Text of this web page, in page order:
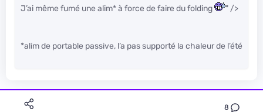
8
J’ai même fumé une alim* à force de faire du folding " />
*alim de portable passive, l’a pas supporté la chaleur de l’été